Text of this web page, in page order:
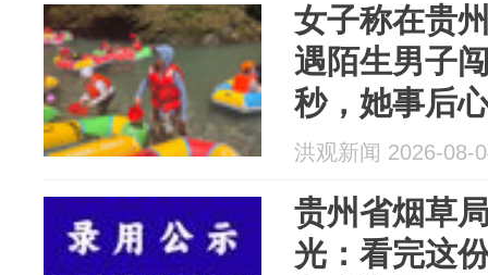
女子称在贵
遇陌生男子
秒，她事后
药；当地回
洪观新闻 2026-08-
贵州省烟草
光：看完这